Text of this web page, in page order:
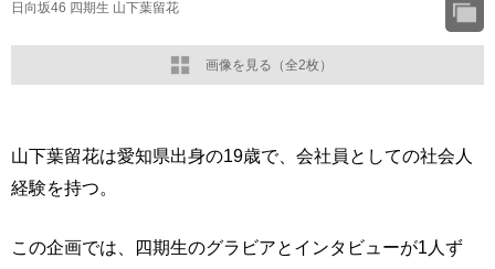
画像を見る（全2枚）
日向坂46 四期生 山下葉留花
山下葉留花は愛知県出身の19歳で、会社員としての社会人
経験を持つ。
この企画では、四期生のグラビアとインタビューが1人ず